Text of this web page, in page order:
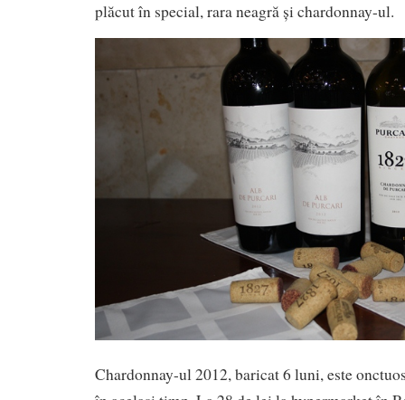
plăcut în special, rara neagră și chardonnay-ul.
Chardonnay-ul 2012, baricat 6 luni, este